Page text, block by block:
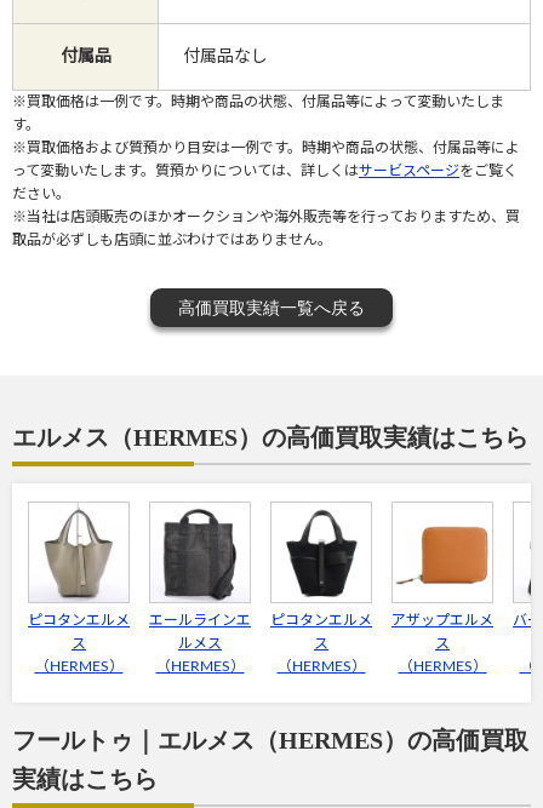
付属品 付属品なし
※買取価格は一例です。時期や商品の状態、付属品等によって変動いたしま
す。
※買取価格および質預かり目安は一例です。時期や商品の状態、付属品等によ
って変動いたします。質預かりについては、詳しくはサービスページをご覧く
ださい。
※当社は店頭販売のほかオークションや海外販売等を行っておりますため、買
取品が必ずしも店頭に並ぶわけではありません。
高価買取実績一覧へ戻る
エルメス（HERMES）の高価買取実績はこちら
ピコタンエルメ
ス
（HERMES）
エールラインエ
ルメス
（HERMES）
ピコタンエルメ
ス
（HERMES）
アザップエルメ
ス
（HERMES）
バ
（
フールトゥ｜エルメス（HERMES）の高価買取
実績はこちら